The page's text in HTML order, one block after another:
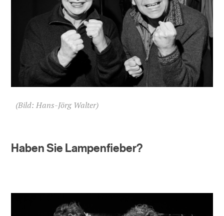
(Bild: Hans-Jörg Walter)
Haben Sie Lampenfieber?